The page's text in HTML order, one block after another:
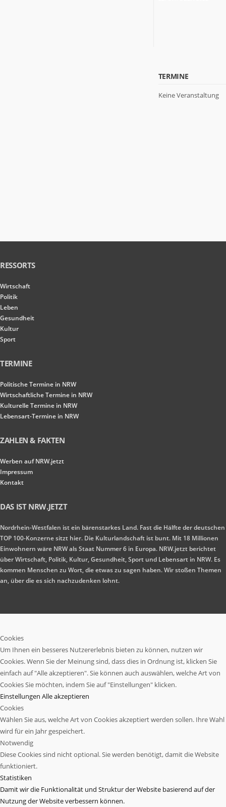
TERMINE
Keine Veranstaltung
RESSORTS
Wirtschaft
Politik
Leben
Gesundheit
Kultur
Sport
TERMINE
Politische Termine in NRW
Wirtschaftliche Termine in NRW
Kulturelle Termine in NRW
Lebensart-Termine in NRW
ZAHLEN & FAKTEN
Werben auf NRW.jetzt
Impressum
Kontakt
DAS IST NRW.JETZT
Nordrhein-Westfalen ist ein bärenstarkes Land. Fast die Hälfte der deutschen
TOP 100-Konzerne sitzt hier. Die Kulturlandschaft ist bunt. Mit 18 Millionen
Einwohnern wäre NRW als Staat Nummer 6 in Europa. NRW.jetzt berichtet
über Wirtschaft, Politik, Kultur, Gesundheit, Sport und Lebensart in NRW. Es
kommen Menschen zu Wort, die etwas zu sagen haben. Wir stoßen Themen
an, über die es sich nachzudenken lohnt.
Cookies
Um Ihnen ein besseres Nutzererlebnis bieten zu können, nutzen wir
Cookies. Wenn Sie der Meinung sind, dass dies in Ordnung ist, klicken Sie
einfach auf "Alle akzeptieren". Sie können auch auswählen, welche Art von
Cookies Sie möchten, indem Sie auf "Einstellungen" klicken.
Einstellungen Alle akzeptieren
Cookies
Wählen Sie aus, welche Art von Cookies akzeptiert werden sollen. Ihre Wahl
wird für ein Jahr gespeichert.
Notwendig
Diese Cookies sind nicht optional. Sie werden benötigt, damit die Website
funktioniert.
Statistiken
Damit wir die Funktionalität und Struktur der Website basierend auf der
Nutzung der Website verbessern können.